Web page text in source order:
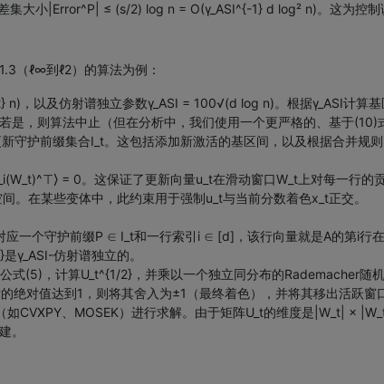
集大小|Error^P| ≤ (s/2) log n = O(γ_ASI^{-1} d log² n)。这为控制
（ℓ∞到ℓ2）的算法为例：
以及仿射谱独立参数γ_ASI = 100√(d log n)。根据γ_ASI计算基
是，则算法中止（但在分析中，我们使用一个更严格的、基于(10)
守护前缀集合I_t。这包括添加新激活的基区间，以及根据合并规
= 0。这保证了更新向量u_t在滑动窗口W_t上对每一行的
。在某些变体中，此约束用于强制u_t与当前分数着色x_t正交。
一个守护前缀P ∈ I_t和一行索引i ∈ [d]，该行向量就是A的第i行
γ_ASI-仿射谱独立的。
式(5)，计算U_t^{1/2}，并乘以一个独立同分布的Rademacher随
对值达到1，则将其舍入为±1（最终着色），并将其移出活跃窗
如CVXPY、MOSEK）进行求解。由于矩阵U_t的维度是|W_t| ×
。